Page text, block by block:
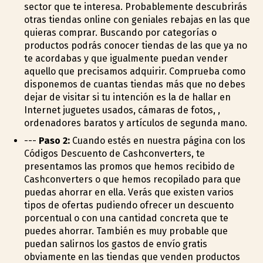
sector que te interesa. Probablemente descubrirás
otras tiendas online con geniales rebajas en las que
quieras comprar. Buscando por categorías o
productos podrás conocer tiendas de las que ya no
te acordabas y que igualmente puedan vender
aquello que precisamos adquirir. Comprueba como
disponemos de cuantas tiendas más que no debes
dejar de visitar si tu intención es la de hallar en
Internet juguetes usados, cámaras de fotos, ,
ordenadores baratos y artículos de segunda mano.
--- Paso 2:Cuando estés en nuestra página con los
Códigos Descuento de Cashconverters, te
presentamos las promos que hemos recibido de
Cashconverters o que hemos recopilado para que
puedas ahorrar en ella. Verás que existen varios
tipos de ofertas pudiendo ofrecer un descuento
porcentual o con una cantidad concreta que te
puedes ahorrar. También es muy probable que
puedan salirnos los gastos de envío gratis
obviamente en las tiendas que venden productos